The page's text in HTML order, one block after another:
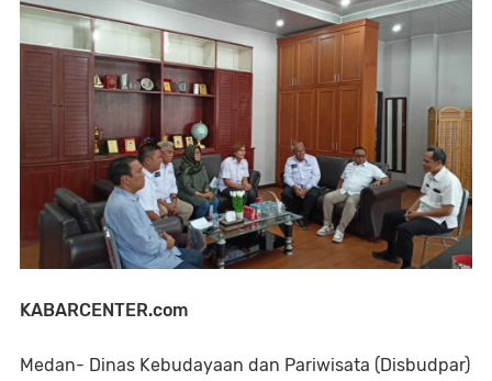
KABARCENTER.com
Medan- Dinas Kebudayaan dan Pariwisata (Disbudpar)